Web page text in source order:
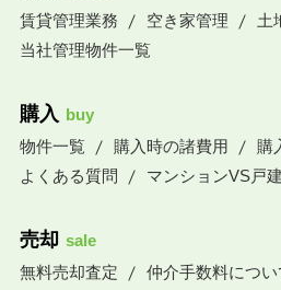
賃貸管理業務
空き家管理
土
当社管理物件一覧
購入 buy
物件一覧
購入時の諸費用
購
よくある質問
マンションVS戸
売却 sale
無料売却査定
仲介手数料につい